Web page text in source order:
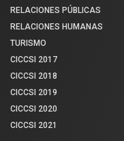
RELACIONES PÚBLICAS
RELACIONES HUMANAS
TURISMO
CICCSI 2017
CICCSI 2018
CICCSI 2019
CICCSI 2020
CICCSI 2021